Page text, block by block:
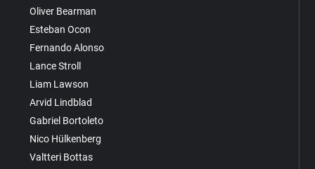
Oliver Bearman
Esteban Ocon
Fernando Alonso
Lance Stroll
Liam Lawson
Arvid Lindblad
Gabriel Bortoleto
Nico Hülkenberg
Valtteri Bottas